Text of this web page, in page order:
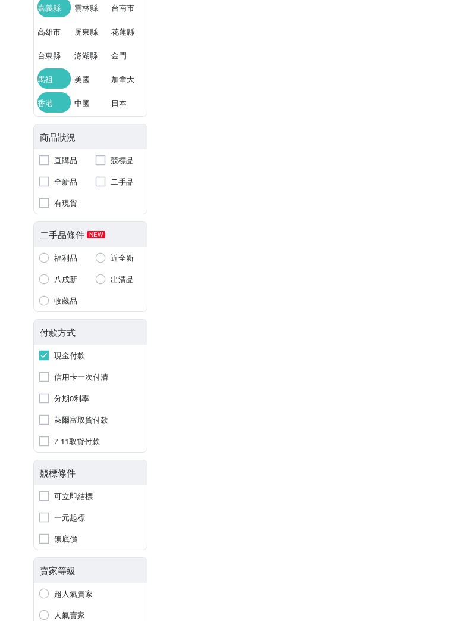
嘉義縣 雲林縣 台南市
高雄市 屏東縣 花蓮縣
台東縣 澎湖縣 金門
馬祖 美國 加拿大
香港 中國 日本
商品狀況
直購品
競標品
全新品
二手品
有現貨
二手品條件 NEW
福利品
近全新
八成新
出清品
收藏品
付款方式
現金付款
信用卡一次付清
分期0利率
萊爾富取貨付款
7-11取貨付款
競標條件
可立即結標
一元起標
無底價
賣家等級
超人氣賣家
人氣賣家